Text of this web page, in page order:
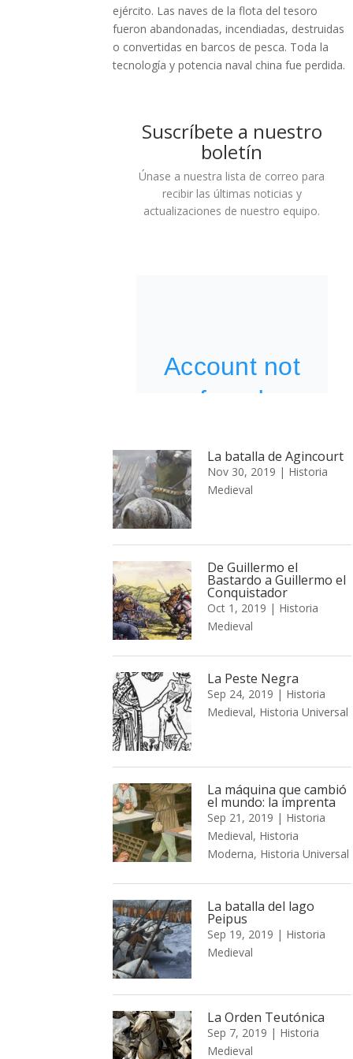
ejército. Las naves de la flota del tesoro
fueron abandonadas, incendiadas, destruidas
o convertidas en barcos de pesca. Toda la
tecnología y potencia naval china fue perdida.
Suscríbete a nuestro
boletín
Únase a nuestra lista de correo para
recibir las últimas noticias y
actualizaciones de nuestro equipo.
La batalla de Agincourt
Nov 30, 2019 | Historia
Medieval
De Guillermo el
Bastardo a Guillermo el
Conquistador
Oct 1, 2019 | Historia
Medieval
La Peste Negra
Sep 24, 2019 | Historia
Medieval, Historia Universal
La máquina que cambió
el mundo: la imprenta
Sep 21, 2019 | Historia
Medieval, Historia
Moderna, Historia Universal
La batalla del lago
Peipus
Sep 19, 2019 | Historia
Medieval
La Orden Teutónica
Sep 7, 2019 | Historia
Medieval